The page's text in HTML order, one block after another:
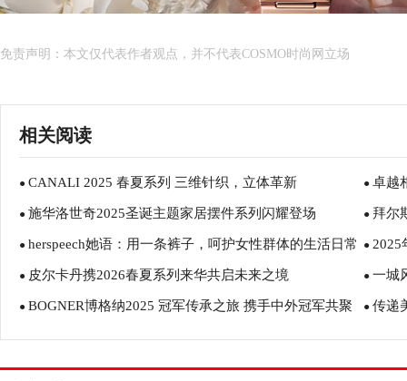
免责声明：本文仅代表作者观点，并不代表COSMO时尚网立场
相关阅读
● CANALI 2025 春夏系列 三维针织，立体革新 ● 卓越
米兰
● 施华洛世奇2025圣诞主题家居摆件系列闪耀登场 ● 拜尔
式发
● herspeech她语：用一条裤子，呵护女性群体的生活日常 ● 2025
据认
● 皮尔卡丹携2026春夏系列来华共启未来之境 ● 一城
● BOGNER博格纳2025 冠军传承之旅 携手中外冠军共聚
松花湖 让冠军精神在雪域永续传承
● 传递